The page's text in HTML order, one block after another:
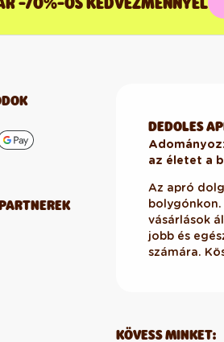
DEDOLES
az életet a
Az apró
bolygónkon.
vásárlások
jobb és
számára.
KÖVESS MINKET: